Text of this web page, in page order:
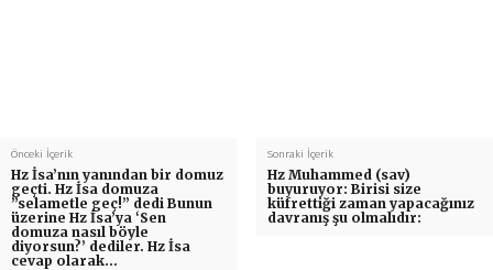
Önceki İçerik
Hz İsa’nın yanından bir domuz
geçti. Hz İsa domuza
”selametle geç!” dedi Bunun
üzerine Hz İsa’ya ‘Sen
domuza nasıl böyle
diyorsun?’ dediler. Hz İsa
cevap olarak…
Sonraki İçerik
Hz Muhammed (sav)
buyuruyor: Birisi size
küfrettiği zaman yapacağınız
davranış şu olmalıdır: